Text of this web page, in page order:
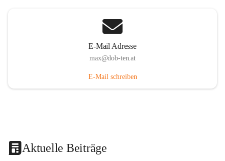
E-Mail Adresse
max@dob-ten.at
E-Mail schreiben
Aktuelle Beiträge